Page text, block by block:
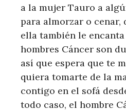
a la mujer Tauro a
para almorzar o cenar,
ella también le
hombres Cáncer son
así que espera que te
quiera tomarte de la
contigo en el sofá
todo caso, el hombre